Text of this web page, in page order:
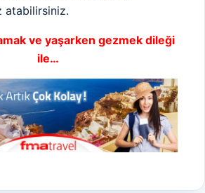
atabilirsiniz.
ve yaşarken gezmek dileği
ile…